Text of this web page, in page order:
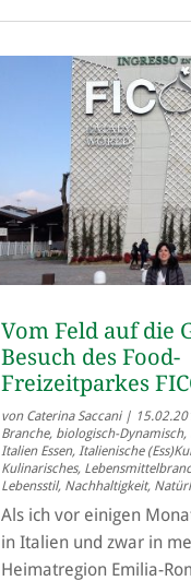
Vom Feld auf die
Besuch des Food-
Freizeitparkes
von Caterina Saccani|
Branche, biologisch-Dynamisch,
Italien Essen,Italienische
Kulinarisches,
Lebensstil, Nachhaltigkeit,
Als ich vor einigen
in Italien und zwar in
Heimatregion Emilia-